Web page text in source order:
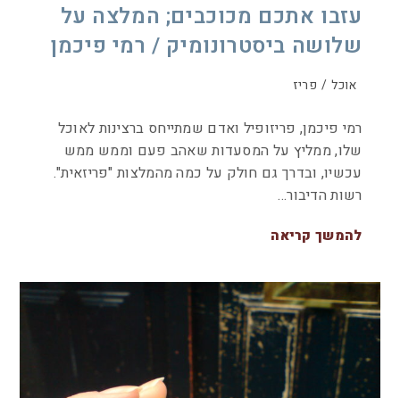
עזבו אתכם מכוכבים; המלצה על
שלושה ביסטרונומיק / רמי פיכמן
אוכל / פריז
רמי פיכמן, פריזופיל ואדם שמתייחס ברצינות לאוכל
שלו, ממליץ על המסעדות שאהב פעם וממש ממש
עכשיו, ובדרך גם חולק על כמה מהמלצות "פריזאית".
רשות הדיבור…
להמשך קריאה